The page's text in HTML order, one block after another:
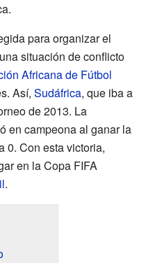
para organizar el
situación de conflicto
Africana de Fútbol
Así, Sudáfrica, que iba a
de 2013. La
en campeona al ganar la
0. Con esta victoria,
en la Copa FIFA
.